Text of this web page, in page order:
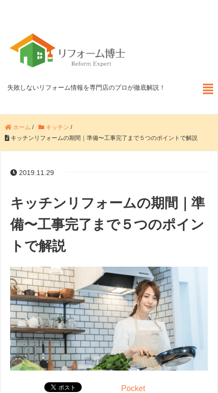
失敗しないリフォーム情報を専門店のプロが徹底解説！
ホーム / キッチン /
キッチンリフォームの期間｜準備〜工事完了まで５つのポイントで解説
2019.11.29
キッチンリフォームの期間｜準
備〜工事完了まで５つのポイン
トで解説
Pocket